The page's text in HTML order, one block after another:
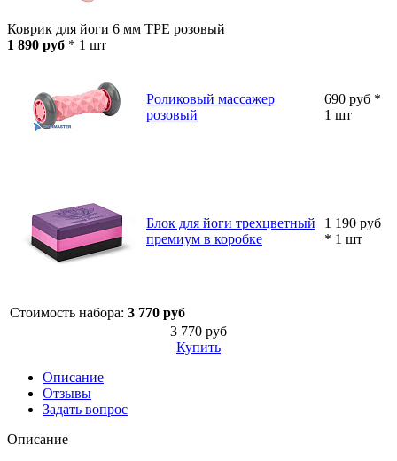
Коврик для йоги 6 мм TPE розовый
1 890 руб * 1 шт
Роликовый массажер
розовый
690 руб *
1 шт
Блок для йоги трехцветный
премиум в коробке
1 190 руб
* 1 шт
Стоимость набора: 3 770 руб
3 770 руб
Купить
Описание
Отзывы
Задать вопрос
Описание